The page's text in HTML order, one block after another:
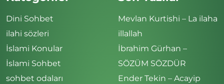
Dini Sohbet
ilahi sözleri
İslami Konular
İslami Sohbet
sohbet odaları
Mevlan Kurtishi – La ilaha
illallah
İbrahim Gürhan –
SÖZÜM SÖZDÜR
Ender Tekin – Acayip